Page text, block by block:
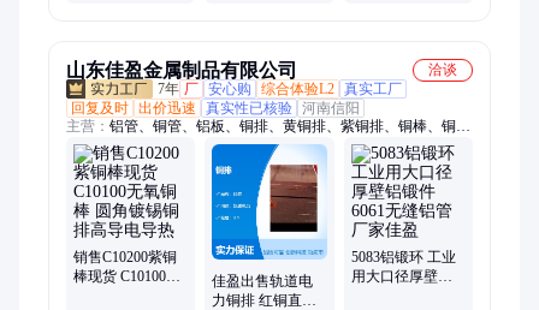
山东佳盈金属制品有限公司
洽谈
7年 厂 安心购 综合体验L2 真实工厂
回复及时 出价迅速 真实性已核验 河南信阳
主营： 铝管、铜管、铝板、铜排、黄铜排、紫铜排、铜棒、铜
板、铜套、黄铜管、黄铜板、黄铜棒、黄铜条、紫铜管、紫铜
棒、紫铜板、黄铜套、锡青铜、铝青铜、铝棒、铝条、铝排、无
缝铝管、花纹铝板
销售C10200紫铜
棒现货 C10100无
佳盈出售轨道电
力铜排 红铜直角
5083铝锻环 工业
用大口径厚壁铝